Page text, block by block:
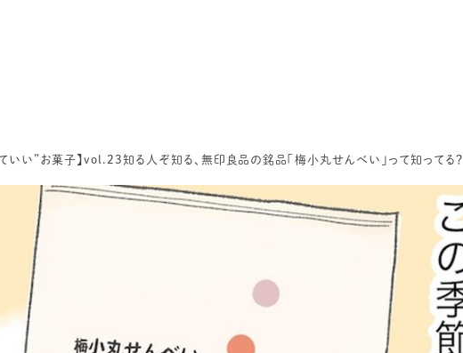
ていい”お菓子】vol.23知る人ぞ知る、無印良品の銘品「梅小丸せんべい」って知ってる？